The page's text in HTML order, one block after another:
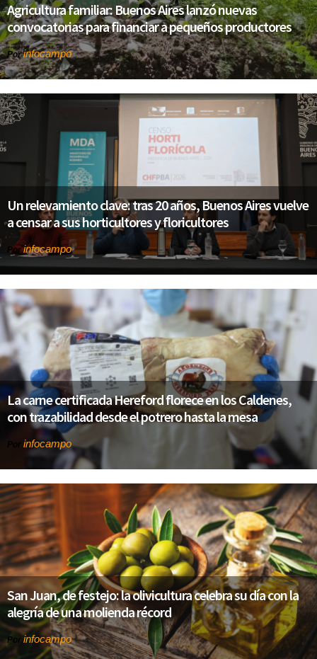
Agricultura familiar: Buenos Aires lanzó nuevas
convocatorias para financiar a pequeños productores
Porinfocampo
Un relevamiento clave: tras 20 años, Buenos Aires vuelve
a censar a sus horticultores y floricultores
Porinfocampo
La carne certificada Hereford florece en los Caldenes,
con trazabilidad desde el potrero hasta la mesa
Por infocampo
San Juan, de festejo: la olivicultura celebra su día con la
alegría de una molienda récord
Por infocampo